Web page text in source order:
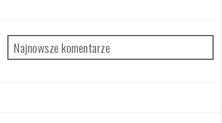
Najnowsze komentarze